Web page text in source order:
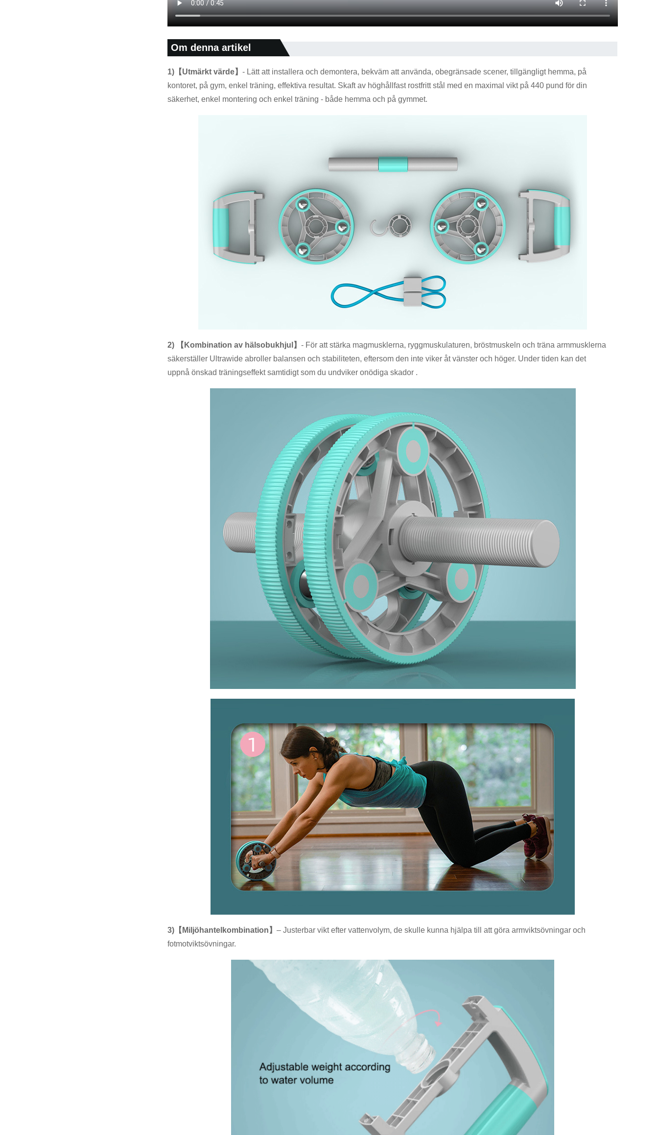
Om denna artikel
1)【Utmärkt värde】- Lätt att installera och demontera, bekväm att använda, obegränsade scener, tillgängligt hemma, på
kontoret, på gym, enkel träning, effektiva resultat. Skaft av höghållfast rostfritt stål med en maximal vikt på 440 pund för din
säkerhet, enkel montering och enkel träning - både hemma och på gymmet.
2) 【Kombination av hälsobukhjul】- För att stärka magmusklerna, ryggmuskulaturen, bröstmuskeln och träna armmusklerna
säkerställer Ultrawide abroller balansen och stabiliteten, eftersom den inte viker åt vänster och höger. Under tiden kan det
uppnå önskad träningseffekt samtidigt som du undviker onödiga skador .
3)【Miljöhantelkombination】– Justerbar vikt efter vattenvolym, de skulle kunna hjälpa till att göra armviktsövningar och
fotmotviktsövningar.